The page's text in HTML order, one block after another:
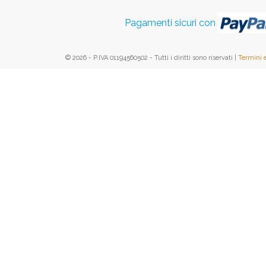
Pagamenti sicuri con
© 2026 - P.IVA 01194560502 - Tutti i diritti sono riservati | Termini